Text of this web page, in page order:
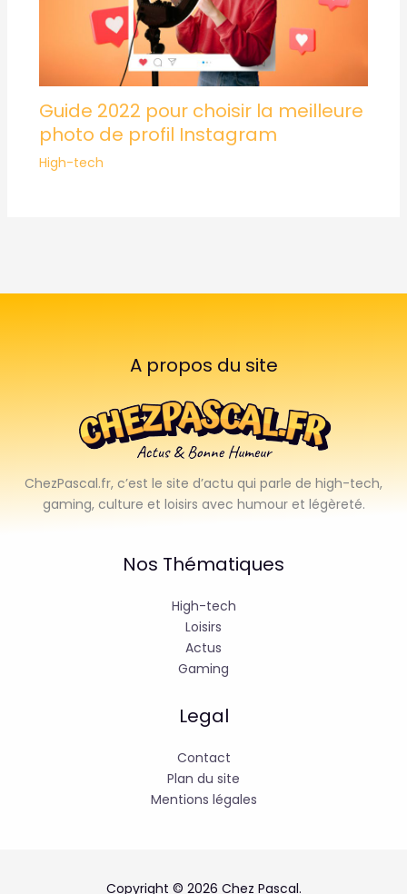
Guide 2022 pour choisir la meilleure
photo de profil Instagram
High-tech
A propos du site
ChezPascal.fr, c’est le site d’actu qui parle de high-tech,
gaming, culture et loisirs avec humour et légèreté.
Nos Thématiques
High-tech
Loisirs
Actus
Gaming
Legal
Contact
Plan du site
Mentions légales
Copyright © 2026 Chez Pascal.